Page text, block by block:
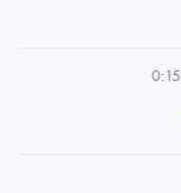
0:15